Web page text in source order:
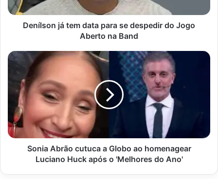
do
Jogo
AbertoDenílson já tem data para se despedir do Jogo
Aberto na Band
Sonia
Abrão
cutuca
Globo
homenagear
Luciano
Huck
Sonia Abrão cutuca a Globo ao homenagear
Luciano Huck após o 'Melhores do Ano'